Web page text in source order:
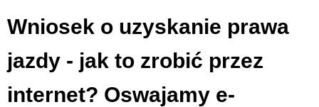
Wniosek o uzyskanie prawa
jazdy - jak to zrobić przez
internet? Oswajamy e-